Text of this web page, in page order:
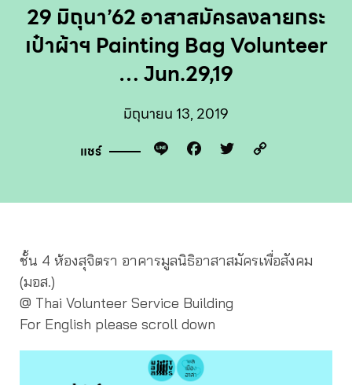
29 มิถุนา’62 อาสาสมัครลงลายกระ
เป๋าผ้าฯ Painting Bag Volunteer
… Jun.29,19
มิถุนายน 13, 2019
แชร์ Line Facebook
Twitter
ชั้น 4 ห้องสุจิตรา อาคารมูลนิธิอาสาสมัครเพื่อสังคม
(มอส.)
@ Thai Volunteer Service Building
For English please scroll down